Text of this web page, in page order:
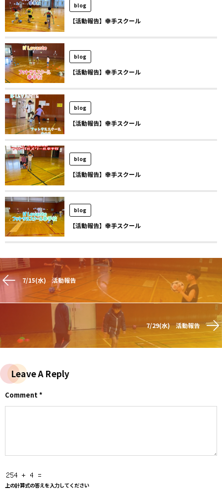
blog
【活動報告】幸手スクール
blog
【活動報告】幸手スクール
blog
【活動報告】幸手スクール
blog
【活動報告】幸手スクール
blog
【活動報告】幸手スクール
7/15(水) 活動報告
7/29(水) 活動報告
Leave A Reply
Comment*
上の計算式の答えを入力してください